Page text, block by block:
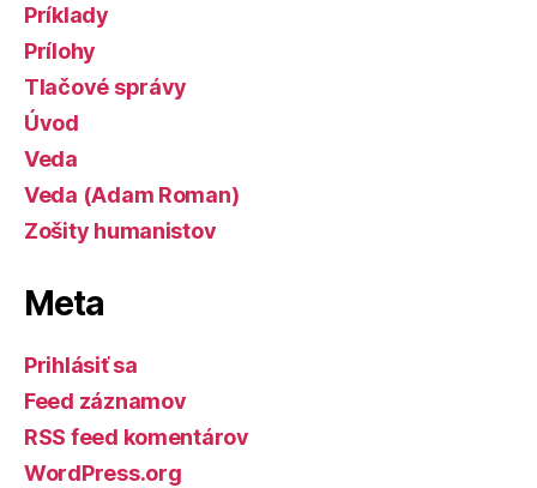
Príklady
Prílohy
Tlačové správy
Úvod
Veda
Veda (Adam Roman)
Zošity humanistov
Meta
Prihlásiť sa
Feed záznamov
RSS feed komentárov
WordPress.org